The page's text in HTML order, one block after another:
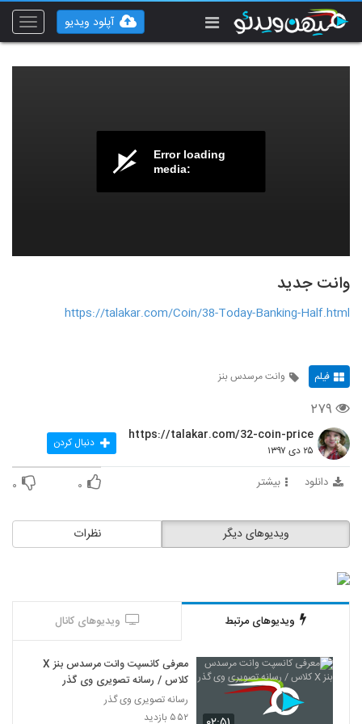
Toggle
آپلود ویدیو
Error loading
media:
وانت جدید
https://talakar.com/Coin/38-Today-Banking-Half.html
فیلم وانت مرسدس بنز
۲۷۹
https://talakar.com/32-coin-price
۲۵ دی ۱۳۹۷ دنبال کردن
دانلود بیشتر ۰ ۰
نظرات ویدیوهای دیگر
ویدیوهای مرتبط ویدیوهای کانال
معرفی کانسپت وانت مرسدس بنز X
کلاس / رسانه تصویری وی گذر
رسانه تصویری وی گذر
۵۵۲ بازدید